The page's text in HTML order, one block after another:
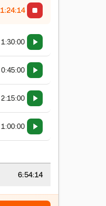
1:24:15
1:30:00
0:45:00
2:15:00
1:00:00
6:54:15